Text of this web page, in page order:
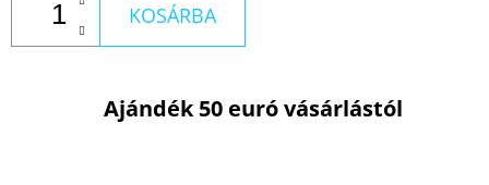
KOSÁRBA
Ajándék 50 euró vásárlástól